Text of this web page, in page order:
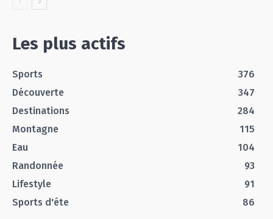
Les plus actifs
Sports
376
Découverte
347
Destinations
284
Montagne
115
Eau
104
Randonnée
93
Lifestyle
91
Sports d'éte
86